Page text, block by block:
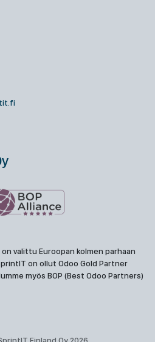
valittu Euroopan kolmen parhaan
on ollut Odoo Gold Partner
myös BOP (Best Odoo Partners)
Finland Oy 2026